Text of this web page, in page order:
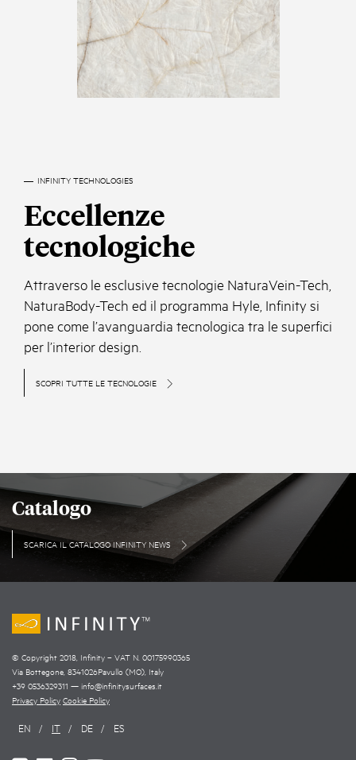
INFINITY TECHNOLOGIES
Eccellenze
tecnologiche
Attraverso le esclusive tecnologie NaturaVein-Tech,
NaturaBody-Tech ed il programma Hyle, Infinity si
pone come l’avanguardia tecnologica tra le superfici
per l’interior design.
SCOPRI TUTTE LE TECNOLOGIE
Catalogo
SCARICA IL CATALOGO INFINITY NEWS
© Copyright 2018, Infinity – VAT N. 00175990365
Via Bottegone 8341026Pavullo (MO) Italy
+39 0536329311 —info@infinitysurfaces.it
Privacy PolicyCookie Policy
EN IT DE ES